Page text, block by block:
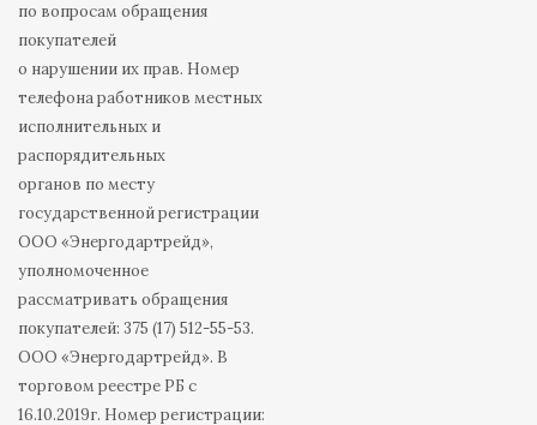
по вопросам обращения
покупателей
о нарушении их прав. Номер
телефона работников местных
исполнительных и
распорядительных
органов по месту
государственной регистрации
ООО «Энергодартрейд»,
уполномоченное
рассматривать обращения
покупателей: 375 (17) 512-55-53.
ООО «Энергодартрейд». В
торговом реестре РБ с
16.10.2019г. Номер регистрации: